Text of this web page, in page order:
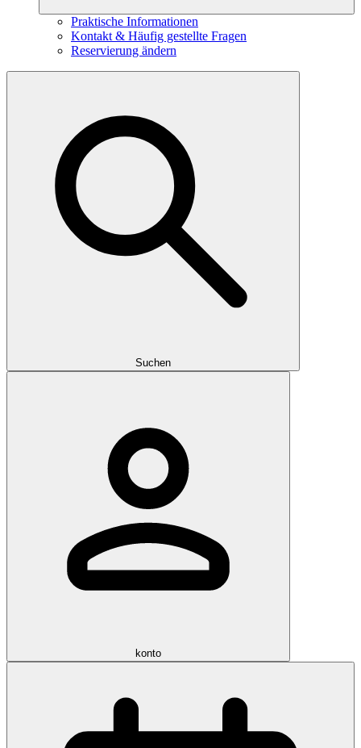
Praktische Informationen
Kontakt & Häufig gestellte Fragen
Reservierung ändern
Suchen
konto